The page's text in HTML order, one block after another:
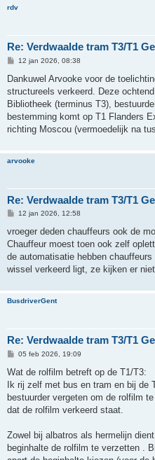
rdv
Re: Verdwaalde tram T3/T1
B
r
c
h
12 jan 2026, 08:38
Dankuwel Arvooke voor de
structureels verkeerd. Deze
Bibliotheek (terminus T3),
bestemming komt op T1 Flanders
richting Moscou (vermoedelijk na
arvooke
Re: Verdwaalde tram T3/T1
B
r
c
h
12 jan 2026, 12:58
vroeger deden chauffeurs ook de
Chauffeur moest toen ook zelf
de automatisatie hebben
wissel verkeerd ligt, ze kijken er
BusdriverGent
Re: Verdwaalde tram T3/T1
B
r
c
h
05 feb 2026, 19:09
Wat de rolfilm betreft op de T1/T3:
Ik rij zelf met bus en tram en bij de
bestuurder vergeten om de rolfilm
dat de rolfilm verkeerd staat.
Zowel bij albatros als hermelijn
beginhalte de rolfilm te verzetten .